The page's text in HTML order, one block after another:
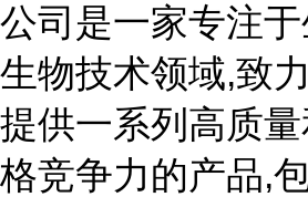
公司是一家专注
生物技术领域,致
提供一系列高质
格竞争力的产品,